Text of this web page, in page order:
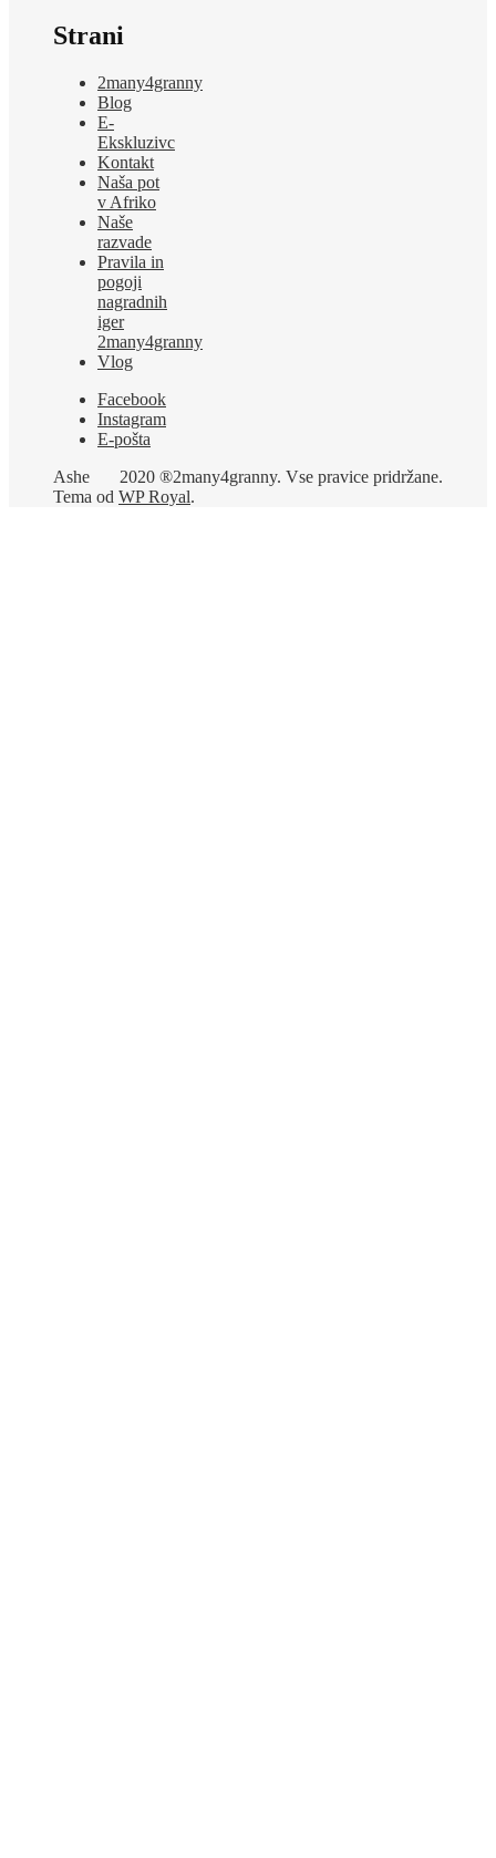
Strani
2many4granny
Blog
E-
Ekskluzivc
Kontakt
Naša pot
v Afriko
Naše
razvade
Pravila in
pogoji
nagradnih
iger
2many4granny
Vlog
Facebook
Instagram
E-pošta
2020 ®2many4granny. Vse pravice pridržane.
Ashe
Tema od WP Royal.